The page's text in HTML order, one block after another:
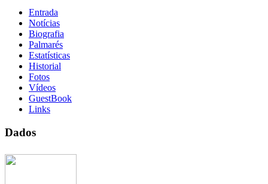
Entrada
Notícias
Biografia
Palmarés
Estatísticas
Historial
Fotos
Vídeos
GuestBook
Links
Dados